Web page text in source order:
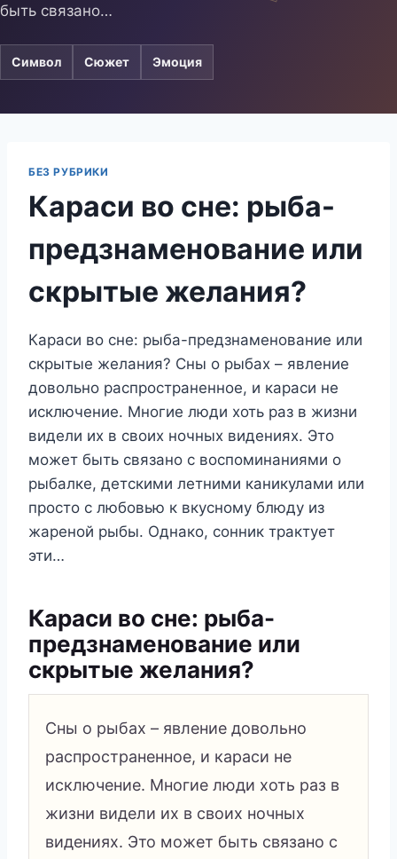
быть связано…
Символ Сюжет Эмоция
БЕЗ РУБРИКИ
Караси во сне: рыба-
предзнаменование или
скрытые желания?
Караси во сне: рыба-предзнаменование или
скрытые желания? Сны о рыбах – явление
довольно распространенное, и караси не
исключение. Многие люди хоть раз в жизни
видели их в своих ночных видениях. Это
может быть связано с воспоминаниями о
рыбалке, детскими летними каникулами или
просто с любовью к вкусному блюду из
жареной рыбы. Однако, сонник трактует
эти…
Караси во сне: рыба-
предзнаменование или
скрытые желания?
Сны о рыбах – явление довольно
распространенное, и караси не
исключение. Многие люди хоть раз в
жизни видели их в своих ночных
видениях. Это может быть связано с